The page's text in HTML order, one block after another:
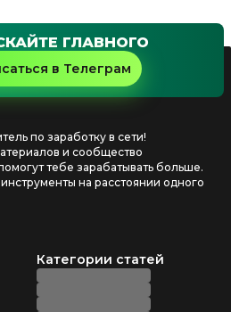
ГЛАВНОГО
в Телеграм
по заработку в сети!
и сообщество
тебе зарабатывать больше.
на расстоянии одного
Категории статей